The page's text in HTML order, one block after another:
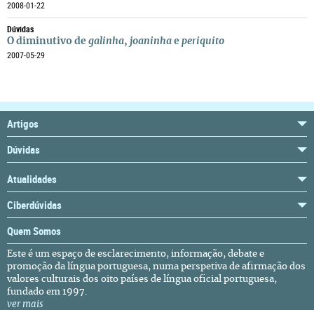
2008-01-22
Dúvidas
O diminutivo de galinha, joaninha e periquito
2007-05-29
Artigos
Dúvidas
Atualidades
Ciberdúvidas
Quem Somos
Este é um espaço de esclarecimento, informação, debate e
promoção da língua portuguesa, numa perspetiva de afirmação dos
valores culturais dos oito países de língua oficial portuguesa,
fundado em 1997.
ver mais